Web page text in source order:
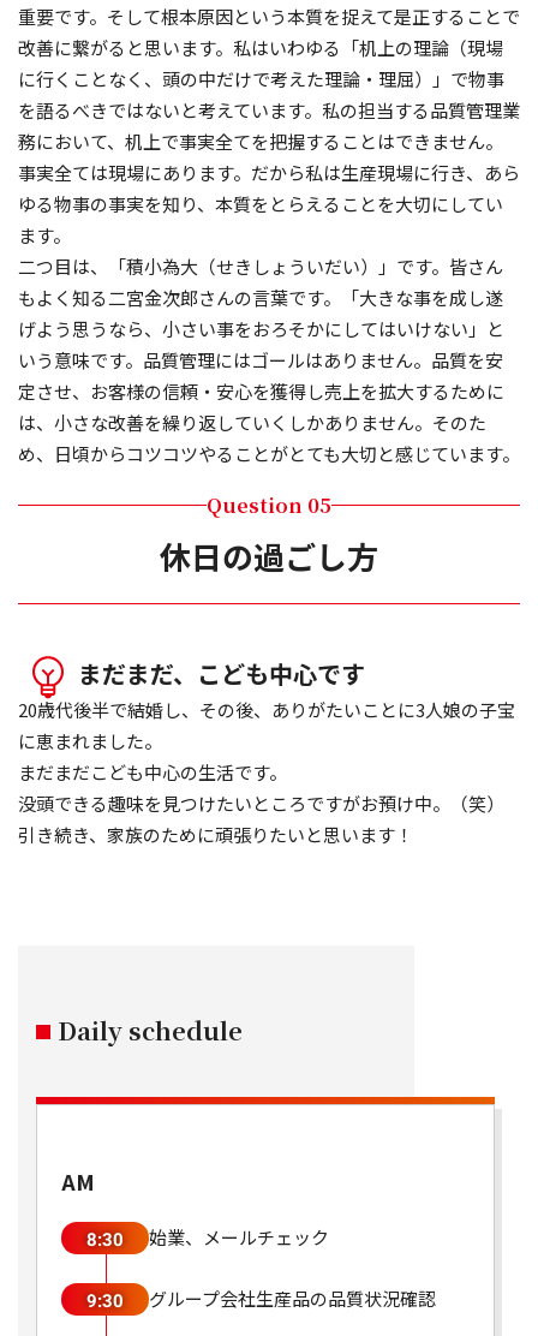
重要です。そして根本原因という本質を捉えて是正することで
改善に繋がると思います。私はいわゆる「机上の理論（現場
に行くことなく、頭の中だけで考えた理論・理屈）」で物事
を語るべきではないと考えています。私の担当する品質管理業
務において、机上で事実全てを把握することはできません。
事実全ては現場にあります。だから私は生産現場に行き、あら
ゆる物事の事実を知り、本質をとらえることを大切にしてい
ます。
二つ目は、「積小為大（せきしょういだい）」です。皆さん
もよく知る二宮金次郎さんの言葉です。「大きな事を成し遂
げよう思うなら、小さい事をおろそかにしてはいけない」と
いう意味です。品質管理にはゴールはありません。品質を安
定させ、お客様の信頼・安心を獲得し売上を拡大するために
は、小さな改善を繰り返していくしかありません。そのた
め、日頃からコツコツやることがとても大切と感じています。
Question 05
休日の過ごし方
まだまだ、こども中心です
20歳代後半で結婚し、その後、ありがたいことに3人娘の子宝
に恵まれました。
まだまだこども中心の生活です。
没頭できる趣味を見つけたいところですがお預け中。（笑）
引き続き、家族のために頑張りたいと思います！
Daily schedule
AM
8:30 始業、メールチェック
9:30 グループ会社生産品の品質状況確認